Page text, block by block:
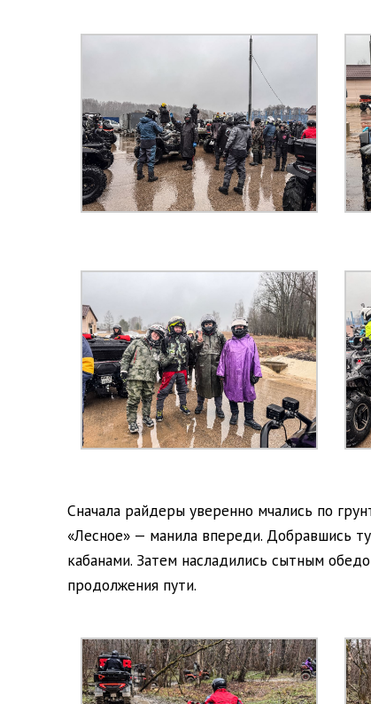
Сначала райдеры уверенно мчались по
«Лесное» — манила впереди. Добравшись
кабанами. Затем насладились сытным
продолжения пути.